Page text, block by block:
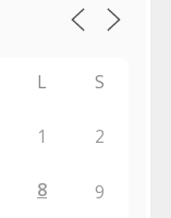
L S
1 2
8 9